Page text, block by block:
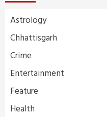
Astrology
Chhattisgarh
Crime
Entertainment
Feature
Health